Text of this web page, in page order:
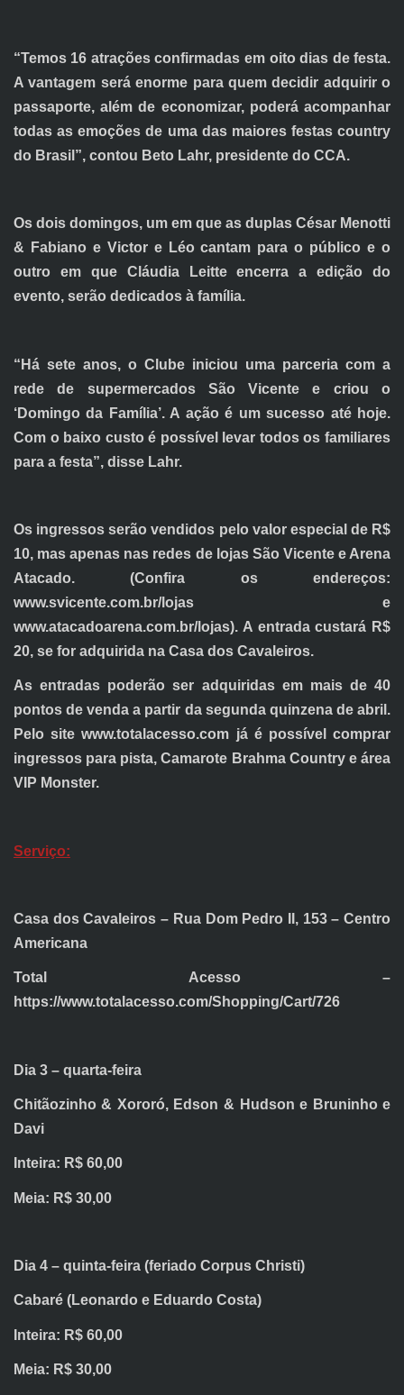
“Temos 16 atrações confirmadas em oito dias de festa.
A vantagem será enorme para quem decidir adquirir o
passaporte, além de economizar, poderá acompanhar
todas as emoções de uma das maiores festas country
do Brasil”, contou Beto Lahr, presidente do CCA.
Os dois domingos, um em que as duplas César Menotti
& Fabiano e Victor e Léo cantam para o público e o
outro em que Cláudia Leitte encerra a edição do
evento, serão dedicados à família.
“Há sete anos, o Clube iniciou uma parceria com a
rede de supermercados São Vicente e criou o
‘Domingo da Família’. A ação é um sucesso até hoje.
Com o baixo custo é possível levar todos os familiares
para a festa”, disse Lahr.
Os ingressos serão vendidos pelo valor especial de R$
10, mas apenas nas redes de lojas São Vicente e Arena
Atacado. (Confira os endereços:
www.svicente.com.br/lojas e
www.atacadoarena.com.br/lojas). A entrada custará R$
20, se for adquirida na Casa dos Cavaleiros.
As entradas poderão ser adquiridas em mais de 40
pontos de venda a partir da segunda quinzena de abril.
Pelo site www.totalacesso.com já é possível comprar
ingressos para pista, Camarote Brahma Country e área
VIP Monster.
Serviço:
Casa dos Cavaleiros – Rua Dom Pedro II, 153 – Centro
Americana
Total Acesso –
https://www.totalacesso.com/Shopping/Cart/726
Dia 3 – quarta-feira
Chitãozinho & Xororó, Edson & Hudson e Bruninho e
Davi
Inteira: R$ 60,00
Meia: R$ 30,00
Dia 4 – quinta-feira (feriado Corpus Christi)
Cabaré (Leonardo e Eduardo Costa)
Inteira: R$ 60,00
Meia: R$ 30,00